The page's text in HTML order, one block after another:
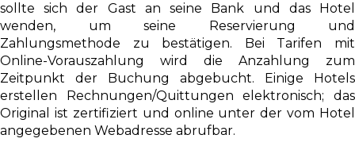
sollte sich der Gast an seine Bank und das Hotel
wenden, um seine Reservierung und
Zahlungsmethode zu bestätigen. Bei Tarifen mit
Online-Vorauszahlung wird die Anzahlung zum
Zeitpunkt der Buchung abgebucht. Einige Hotels
erstellen Rechnungen/Quittungen elektronisch; das
Original ist zertifiziert und online unter der vom Hotel
angegebenen Webadresse abrufbar.